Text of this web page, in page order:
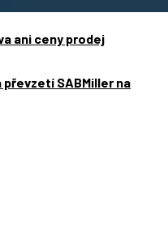
ani ceny prodej
převzetí SABMiller na